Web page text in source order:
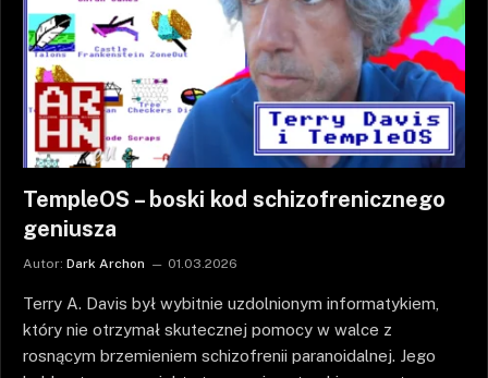
TempleOS – boski kod schizofrenicznego
geniusza
Autor: Dark Archon 01.03.2026
Terry A. Davis był wybitnie uzdolnionym informatykiem,
który nie otrzymał skutecznej pomocy w walce z
rosnącym brzemieniem schizofrenii paranoidalnej. Jego